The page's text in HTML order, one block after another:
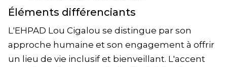
Éléments différenciants
L'EHPAD Lou Cigalou se distingue par son
approche humaine et son engagement à offrir
un lieu de vie inclusif et bienveillant. L'accent